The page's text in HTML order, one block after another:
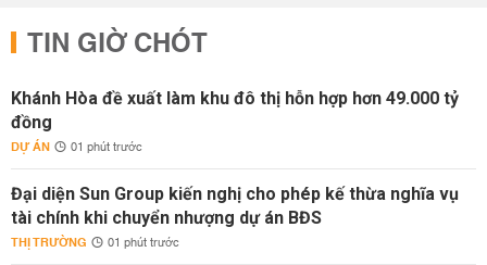
TIN GIỜ CHÓT
Khánh Hòa đề xuất làm khu đô thị hỗn hợp hơn 49.000 tỷ
đồng
DỰ ÁN 01 phút trước
Đại diện Sun Group kiến nghị cho phép kế thừa nghĩa vụ
tài chính khi chuyển nhượng dự án BĐS
THỊ TRƯỜNG 01 phút trước